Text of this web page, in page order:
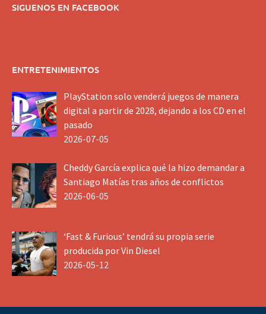
SIGUENOS EN FACEBOOK
ENTRETENIMIENTOS
PlayStation solo venderá juegos de manera
digital a partir de 2028, dejando a los CD en el
pasado
2026-07-05
Cheddy García explica qué la hizo demandar a
Santiago Matías tras años de conflictos
2026-06-05
‘Fast & Furious’ tendrá su propia serie
producida por Vin Diesel
2026-05-12